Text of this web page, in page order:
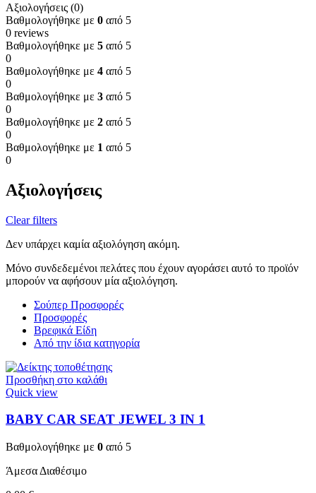
Αξιολογήσεις (0)
Βαθμολογήθηκε με 0 από 5
0 reviews
Βαθμολογήθηκε με 5 από 5
0
Βαθμολογήθηκε με 4 από 5
0
Βαθμολογήθηκε με 3 από 5
0
Βαθμολογήθηκε με 2 από 5
0
Βαθμολογήθηκε με 1 από 5
0
Αξιολογήσεις
Clear filters
Δεν υπάρχει καμία αξιολόγηση ακόμη.
Μόνο συνδεδεμένοι πελάτες που έχουν αγοράσει αυτό το προϊόν
μπορούν να αφήσουν μία αξιολόγηση.
Σούπερ Προσφορές
Προσφορές
Βρεφικά Είδη
Από την ίδια κατηγορία
Προσθήκη στο καλάθι
Quick view
BABY CAR SEAT JEWEL 3 ΙΝ 1
Βαθμολογήθηκε με 0 από 5
Άμεσα Διαθέσιμο